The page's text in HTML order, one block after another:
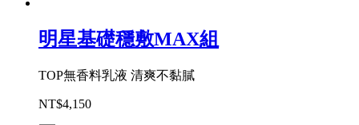
明星基礎穩敷MAX組
TOP無香料乳液 清爽不黏膩
NT$4,150